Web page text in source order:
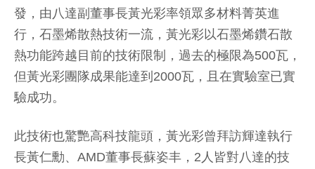
發，由八達副董事長黃光彩率領眾多材料菁英進
行，石墨烯散熱技術一流，黃光彩以石墨烯鑽石散
熱功能跨越目前的技術限制，過去的極限為500瓦，
但黃光彩團隊成果能達到2000瓦，且在實驗室已實
驗成功。
此技術也驚艷高科技龍頭，黃光彩曾拜訪輝達執行
長黃仁勳、AMD董事長蘇姿丰，2人皆對八達的技